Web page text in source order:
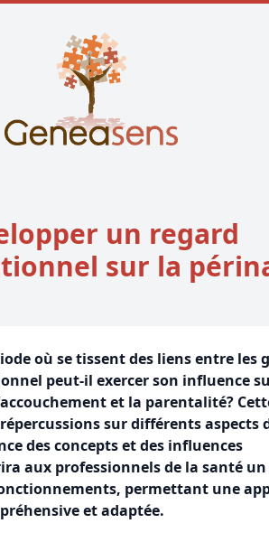
un regard
sur la
où se tissent des liens entre les
peut-il exercer son influence
et la parentalité?
sur différents aspects
des concepts et des influences
aux professionnels de la santé un
permettant une
et adaptée.